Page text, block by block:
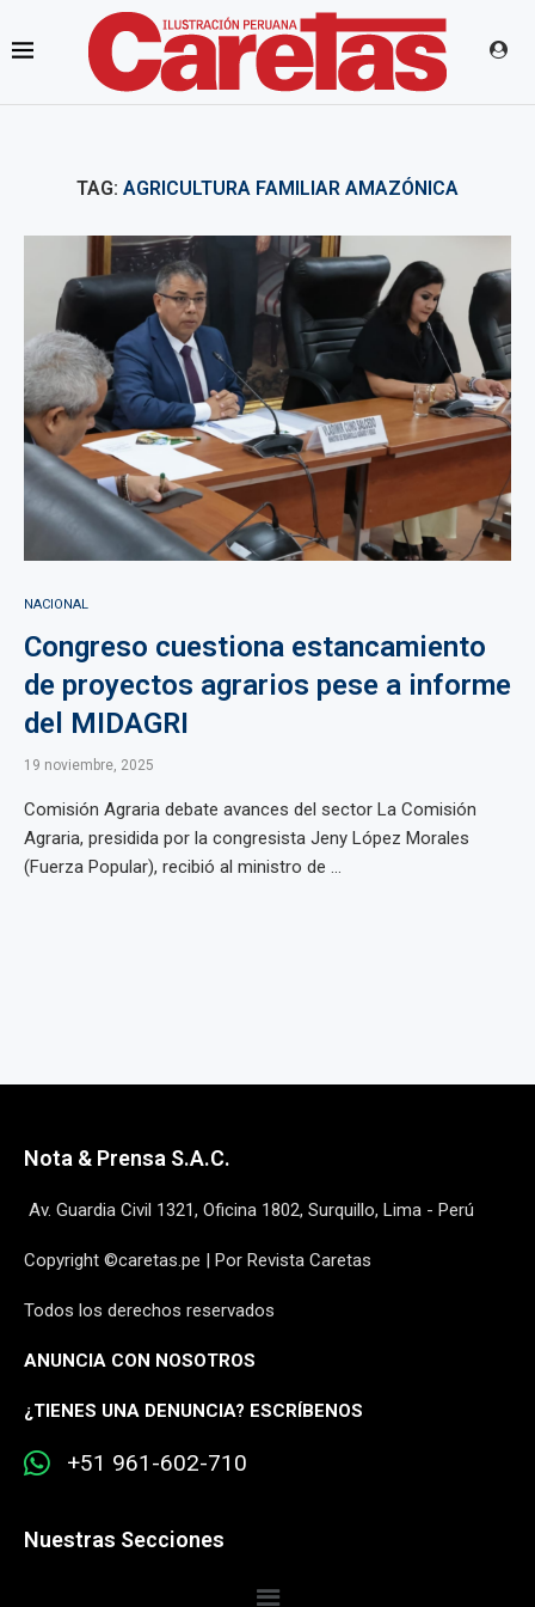
TAG: AGRICULTURA FAMILIAR AMAZÓNICA
NACIONAL
Congreso cuestiona estancamiento
de proyectos agrarios pese a informe
del MIDAGRI
19 noviembre, 2025
Comisión Agraria debate avances del sector La Comisión
Agraria, presidida por la congresista Jeny López Morales
(Fuerza Popular), recibió al ministro de ...
Nota & Prensa S.A.C.
Av. Guardia Civil 1321, Oficina 1802, Surquillo, Lima - Perú
Copyright ©caretas.pe | Por Revista Caretas
Todos los derechos reservados
ANUNCIA CON NOSOTROS
¿TIENES UNA DENUNCIA? ESCRÍBENOS
+51 961-602-710
Nuestras Secciones